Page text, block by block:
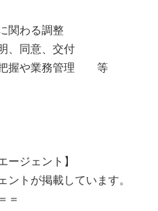
関わる調整
、同意、交付
把握や業務管理 等
ージェント】
ントが掲載しています。
＝